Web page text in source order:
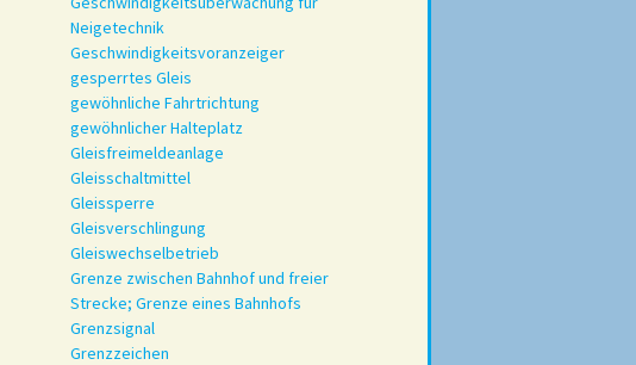
Neigetechnik
Geschwindigkeitsvoranzeiger
gesperrtes Gleis
gewöhnliche Fahrtrichtung
gewöhnlicher Halteplatz
Gleisfreimeldeanlage
Gleisschaltmittel
Gleissperre
Gleisverschlingung
Gleiswechselbetrieb
Grenze zwischen Bahnhof und freier
Strecke; Grenze eines Bahnhofs
Grenzsignal
Grenzzeichen